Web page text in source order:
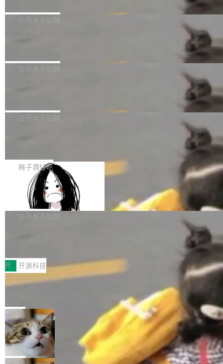
不得生成涉及安全性的关键变更，除非作者本身
36个月。 公告显示，本次宇树科技战略配售对
员工参与设立的专项资产管理计划。其中，Dee
获配9...
Bug fixes and enhancements 修复多次传递同
一个回归问题，该问题导致拉取镜像时会拒绝包
题，该问题可能导致在旧版 Linux 内核...
白开水不加糖
e 孵化器项目管理委员会（IPMC）投票中获得
P）！这一里程碑不仅标志着 Fluss 迈入新的发
白开水不加糖
长期停止内容更新，未能实现其作为“AI版维基百
提交的编辑请求也长期处于待处理状态。 Groki
pedia 于去年底上线，定位为由人工智能生成内
容的百科平台，被马斯克视为传统众包百科网站
维基百科的替代方案。Lawfare 调查发现，无论
热门页面还是低关注度页面，均未出现近期更
白开水不加糖
是这样的：配 MessageSource 的 Bean、写 R
eloadableResourceBundleMessageSource、
声明 LocaleResolver、注册 LocaleChangeInt
erceptor…五六步之后才能看到第一行翻译文
本。 Solon 换了个方式。整个 i18n 模块围绕三
梅子酒好吃
Apache Doris 4.1 全面增强 Iceberg：
支持 UPDATE、MERGE INTO 与 Iceb
erg V3
Apache Doris 4.1 要补齐的，正是缺失的那一
半。在已有查询能力的基础上，Doris 进一步支
常维护操作，并完整支持 Iceberg V3 格式。
白开水不加糖
村国家自主创新示范区会议中心开幕。本届大会
由中关村智联软件服务业质量创新联盟主办，以
“智构可信·质创未来——AI原生时代的质量新范
式”为主题，直面AI从实验室走向规模化产业落地
的核心质量命题。会上，《2026智能研发生产力
工具选型手册》发布，Testin云测的Testin XAge
nt智能测试系统入选AI测试领域代表产品。对CI
O而言，这提示了一个转变：AI测试正在从效率
工具升级为企业的质量基础设施。 CIO面对的新
开 开源科技
让非法状态不可表示：一篇关于 ADT
有一种东西，一旦用过就回不去了。Alex Fedos
eev 管它叫"软件设计的基石"。 他说的东西不新
鲜——代数数据类型（ADT），尤其是和类型
（sum type）。但他说清楚了一件事：这不是类
型系统的学术体操，是日常编码的思维方式。 文
章从一个简单的例子切入。一个网站的深色主题
局
Cloudflare 开源内部企业 AI 平台 Clou
dflare OS
Cloudflare 发布了一个开源项目 Cloudflare O
S。如果你只看官方博客，你会觉得这是又一